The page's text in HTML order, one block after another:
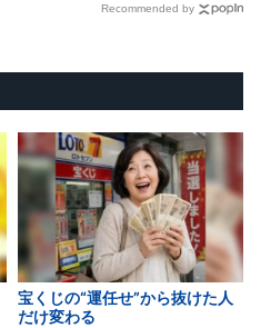
Recommended by
宝くじの“運任せ”から抜けた人
だけ変わる